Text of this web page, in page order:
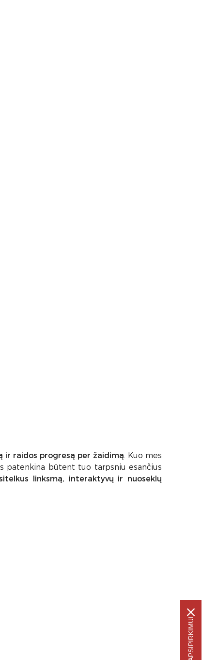
ir raidos progresą per žaidimą. Kuo mes
patenkina būtent tuo tarpsniu esančius
linksmą, interaktyvų ir nuoseklų